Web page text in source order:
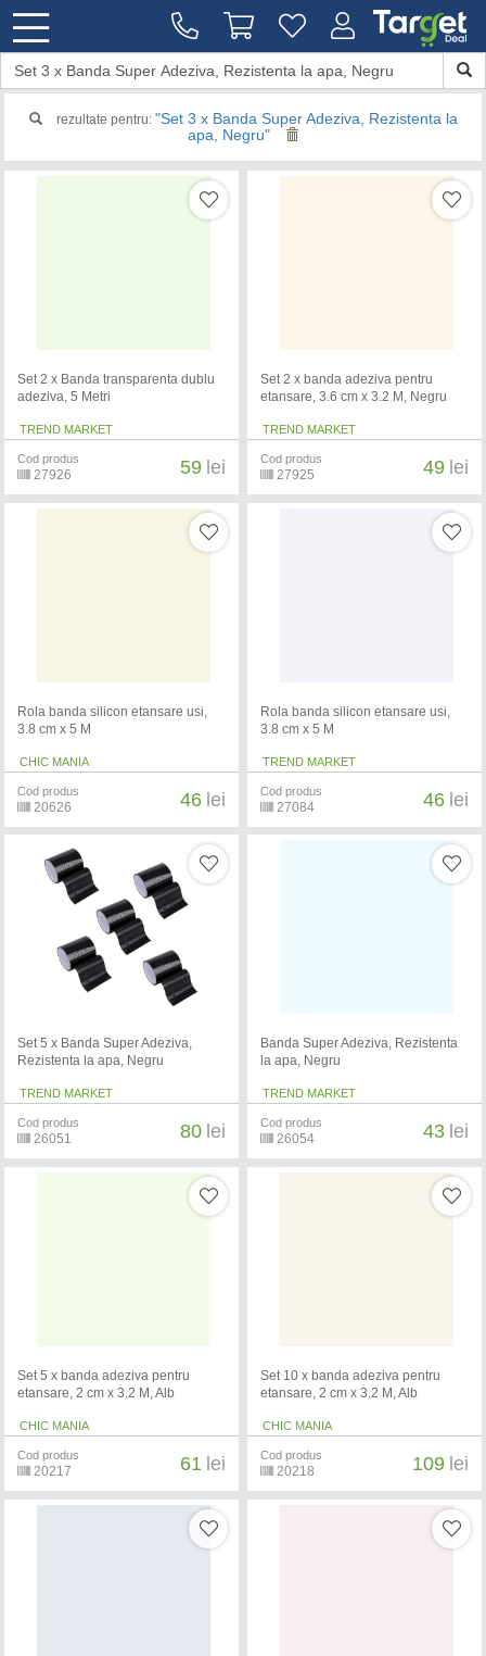
rezultate pentru: "Set 3 x Banda Super Adeziva, Rezistenta la
apa, Negru"
Set 2 x Banda transparenta dublu
adeziva, 5 Metri
TREND MARKET
Cod produs
27926 59 lei
Set 2 x banda adeziva pentru
etansare, 3.6 cm x 3.2 M, Negru
TREND MARKET
Cod produs
27925 49 lei
Rola banda silicon etansare usi,
3.8 cm x 5 M
CHIC MANIA
Cod produs
20626 46 lei
Rola banda silicon etansare usi,
3.8 cm x 5 M
TREND MARKET
Cod produs
27084 46 lei
Set 5 x Banda Super Adeziva,
Rezistenta la apa, Negru
TREND MARKET
Cod produs
26051 80 lei
Banda Super Adeziva, Rezistenta
la apa, Negru
TREND MARKET
Cod produs
26054 43 lei
Set 5 x banda adeziva pentru
etansare, 2 cm x 3.2 M, Alb
CHIC MANIA
Cod produs
20217 61 lei
Set 10 x banda adeziva pentru
etansare, 2 cm x 3.2 M, Alb
CHIC MANIA
Cod produs
20218 109 lei